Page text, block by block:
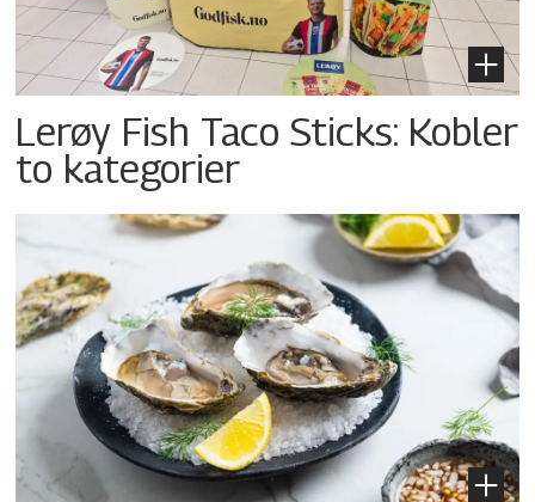
Lerøy Fish Taco Sticks: Kobler
to kategorier